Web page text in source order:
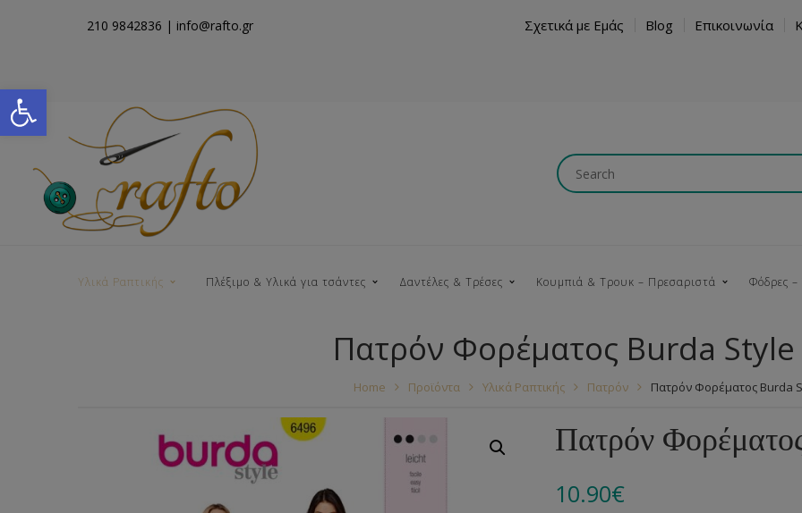
Open toolbar
210 9842836 | info@rafto.gr Σχετικά με Εμάς Blog Επικοινωνία
Υλικά Ραπτικής Πλέξιμο & Υλικά για τσάντες
Νήματα για Τσάντες Κουμπώματα
Χερούλια Τσάντας Αλυσίδες
Ιμάντες Μεταλλικά Εξαρτήματα
Νήματα
Αξεσουάρ
Δαντέλες & Τρέσες
Βαμβακερές
Μπροντερί
Κρόσια
Φυτίλια- Κορδόνια
Διάφορες Τρέσες
Κουμπιά & Τρουκ – Πρεσαριστά
Ξύλινα
Πουκαμίσου
Στρας
Φόδρες
Πατρόν Φορέματος Burda Style
Home Προϊόντα Υλικά Ραπτικής Πατρόν Πατρόν Φορέματος Burda
Πατρόν
10.90€